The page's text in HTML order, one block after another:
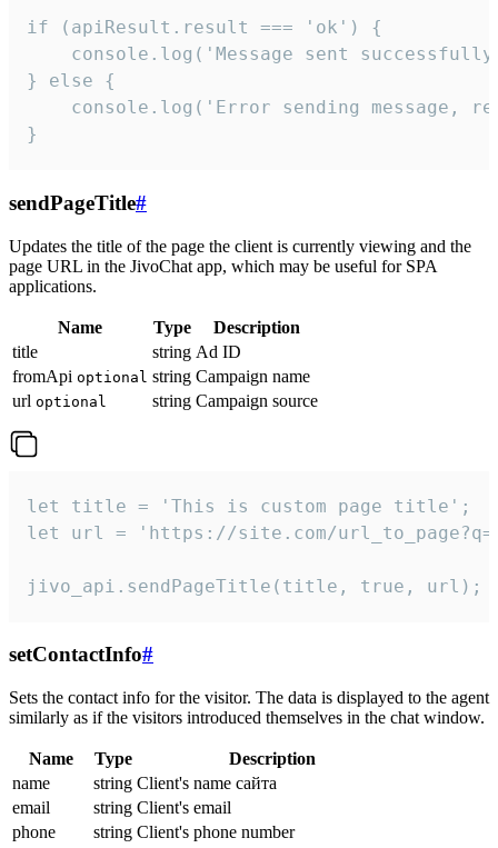
if (apiResult.result === 'ok') {
console.log('Message sent
} else {
console.log('Error sending message,
}
sendPageTitle#
Updates the title of the page the client is currently viewing and the
page URL in the JivoChat app, which may be useful for SPA
applications.
Name Type
Description
title
string Ad ID
fromApi optional string Campaign name
url optional string Campaign source
let title = 'This is custom page title';
let url = 'https://site.com/
jivo_api.sendPageTitle(title, true, url);
setContactInfo#
Sets the contact info for the visitor. The data is displayed to the agent
similarly as if the visitors introduced themselves in the chat window.
Name Type
Description
name
string Client's name сайта
email
string Client's email
phone
string Client's phone number